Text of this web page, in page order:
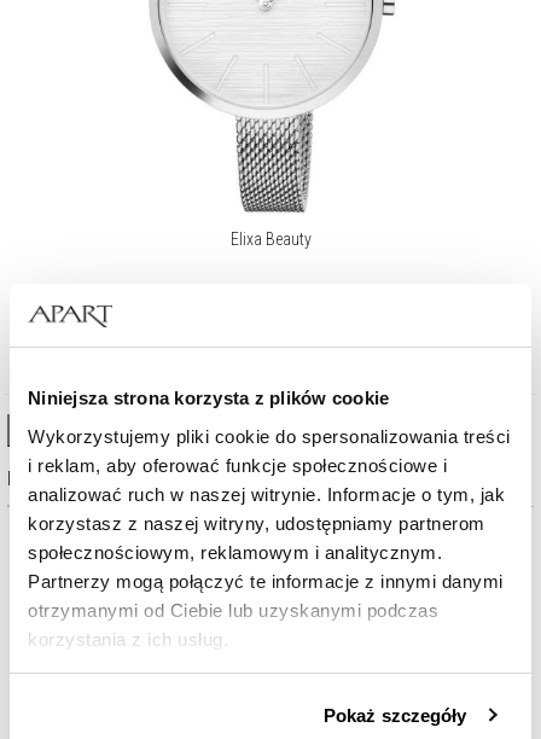
Niniejsza strona korzysta z plików cookie
Wykorzystujemy pliki cookie do spersonalizowania treści
i reklam, aby oferować funkcje społecznościowe i
analizować ruch w naszej witrynie. Informacje o tym, jak
korzystasz z naszej witryny, udostępniamy partnerom
społecznościowym, reklamowym i analitycznym.
Partnerzy mogą połączyć te informacje z innymi danymi
otrzymanymi od Ciebie lub uzyskanymi podczas
korzystania z ich usług.
przez nas plików cookie znajdziesz wPolityce
Pokaż szczegóły
Elixa Beauty
490 zł
High-contrast mode
Najczęściej wybierane